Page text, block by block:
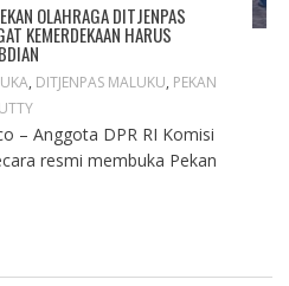
OLAHRAGA DITJENPAS
KEMERDEKAAN HARUS
, DITJENPAS MALUKU, PEKAN
– Anggota DPR RI Komisi
resmi membuka Pekan